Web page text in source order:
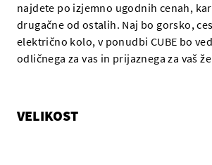
najdete po izjemno ugodnih cenah,
drugačne od ostalih. Naj bo gorsko,
električno kolo, v ponudbi CUBE bo
odličnega za vas in prijaznega za vaš
VELIKOST